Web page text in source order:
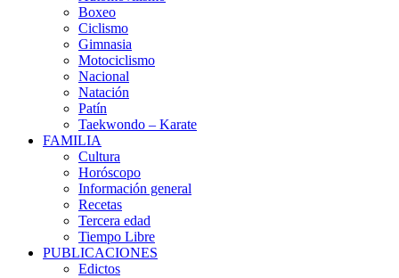
Boxeo
Ciclismo
Gimnasia
Motociclismo
Nacional
Natación
Patín
Taekwondo – Karate
FAMILIA
Cultura
Horóscopo
Información general
Recetas
Tercera edad
Tiempo Libre
PUBLICACIONES
Edictos